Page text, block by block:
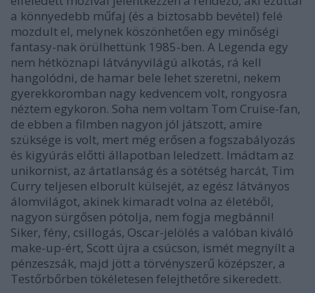
a könnyedebb műfaj (és a biztosabb bevétel) felé
mozdult el, melynek köszönhetően egy minőségi
fantasy-nak örülhettünk 1985-ben. A Legenda egy
nem hétköznapi látványvilágú alkotás, rá kell
hangolódni, de hamar bele lehet szeretni, nekem
gyerekkoromban nagy kedvencem volt, rongyosra
néztem egykoron. Soha nem voltam Tom Cruise-fan,
de ebben a filmben nagyon jól játszott, amire
szüksége is volt, mert még erősen a fogszabályozás
és kigyúrás előtti állapotban leledzett. Imádtam az
unikornist, az ártatlanság és a sötétség harcát, Tim
Curry teljesen elborult külsejét, az egész látványos
álomvilágot, akinek kimaradt volna az életéből,
nagyon sürgősen pótolja, nem fogja megbánni!
Siker, fény, csillogás, Oscar-jelölés a valóban kiváló
make-up-ért, Scott újra a csúcson, ismét megnyílt a
pénzeszsák, majd jött a törvényszerű középszer, a
Testőrbőrben tökéletesen felejthetőre sikeredett.